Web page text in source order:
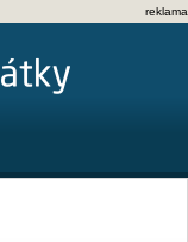
reklama